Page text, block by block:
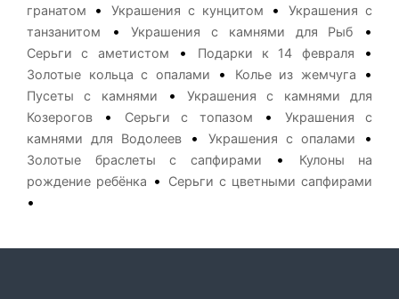
гранатом
• Украшения с кунцитом •
Украшения с
танзанитом
•Украшения с камнями для Рыб •
Серьги с аметистом • Подарки к 14 февраля •
Золотые кольца с опалами • Колье из жемчуга •
Пусеты с камнями •Украшения с камнями для
Козерогов • Серьги с топазом •
Украшения с
камнями для Водолеев
• Украшения с опалами •
Золотые браслеты с сапфирами •
Кулоны на
рождение ребёнка • Серьги с цветными сапфирами
•